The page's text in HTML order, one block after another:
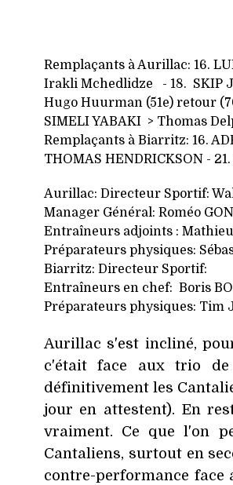
Remplaçants à Aurillac: 16.
Irakli Mchedlidze - 18. SKIP
Hugo Huurman (51e) retour
SIMELI YABAKI > Thomas
Remplaçants à Biarritz: 16.
THOMAS HENDRICKSON -
Aurillac: Directeur Sportif:
Manager Général: Roméo
Entraîneurs adjoints :
Préparateurs physiques:
Biarritz: Directeur Sportif:
Entraîneurs en chef: Boris
Préparateurs physiques: Tim
Aurillac s'est incliné,
c'était face aux trio de
définitivement les
jour en attestent). En
vraiment. Ce que l'on
Cantaliens, surtout en
contre-performance face